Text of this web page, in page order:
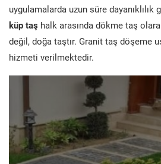
uygulamalarda uzun süre dayanıklılık
küp taş halk arasında dökme taş
değil, doğa taştır. Granit taş döşeme
hizmeti verilmektedir.